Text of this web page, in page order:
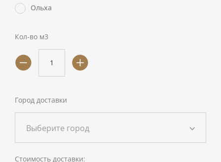
Ольха
Кол-во м3
Город доставки
Выберите город
Стоимость доставки: